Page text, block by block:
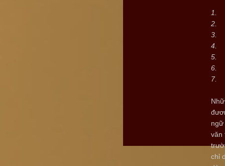
1.
2.
3.
4.
5.
6.
7.
ngữ
văn
chỉ